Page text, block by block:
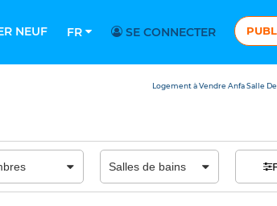
NEUF FR SE CONNECTER
Logement à Vendre Anfa Salle